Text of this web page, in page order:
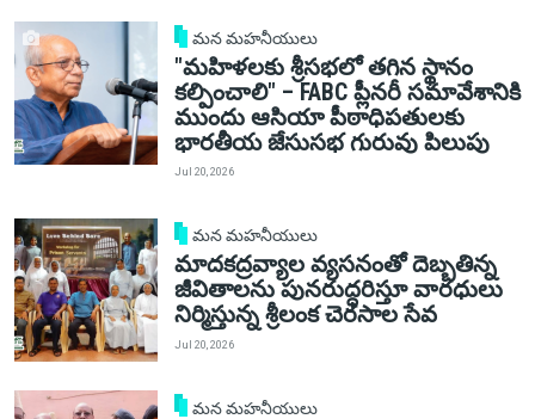
మన మహనీయులు
"మహిళలకు శ్రీసభలో తగిన స్థానం
కల్పించాలి" – FABC ప్లీనరీ సమావేశానికి
ముందు ఆసియా పీఠాధిపతులకు
భారతీయ జేసుసభ గురువు పిలుపు
Jul 20, 2026
మన మహనీయులు
మాదకద్రవ్యాల వ్యసనంతో దెబ్బతిన్న
జీవితాలను పునరుద్ధరిస్తూ వారధులు
నిర్మిస్తున్న శ్రీలంక చెరసాల సేవ
Jul 20, 2026
మన మహనీయులు